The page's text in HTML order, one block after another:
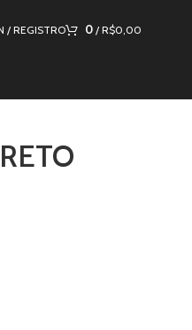
/ REGISTRO 0 / R$0,00